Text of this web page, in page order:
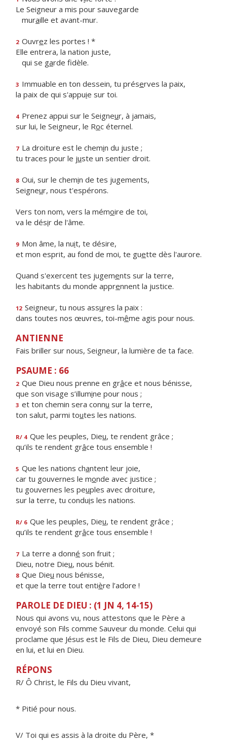
Le Seigneur a mis pour sauvegarde
muraille et avant-mur.
2 Ouvrez les portes ! *
Elle entrera, la nation juste,
qui se garde fidèle.
3 Immuable en ton dessein, tu préserves la paix,
la paix de qui s'appuie sur toi.
4 Prenez appui sur le Seigneur, à jamais,
sur lui, le Seigneur, le Roc éternel.
7 La droiture est le chemin du juste ;
tu traces pour le juste un sentier droit.
8 Oui, sur le chemin de tes jugements,
Seigneur, nous t'espérons.
Vers ton nom, vers la mémoire de toi,
va le désir de l'âme.
9 Mon âme, la nuit, te désire,
et mon esprit, au fond de moi, te guette dès l'aurore.
Quand s'exercent tes jugements sur la terre,
les habitants du monde apprennent la justice.
12 Seigneur, tu nous assures la paix :
dans toutes nos œuvres, toi-même agis pour nous.
ANTIENNE
Fais briller sur nous, Seigneur, la lumière de ta face.
PSAUME : 66
2 Que Dieu nous prenne en grâce et nous bénisse,
que son visage s’illumine pour nous ;
3 et ton chemin sera connu sur la terre,
ton salut, parmi toutes les nations.
R/ 4 Que les peuples, Dieu, te rendent grâce ;
qu’ils te rendent grâce tous ensemble !
5 Que les nations chantent leur joie,
car tu gouvernes le monde avec justice ;
tu gouvernes les peuples avec droiture,
sur la terre, tu conduis les nations.
R/ 6 Que les peuples, Dieu, te rendent grâce ;
qu’ils te rendent grâce tous ensemble !
7 La terre a donné son fruit ;
Dieu, notre Dieu, nous bénit.
8 Que Dieu nous bénisse,
et que la terre tout entière l’adore !
PAROLE DE DIEU : (1 JN 4, 14-15)
Nous qui avons vu, nous attestons que le Père a
envoyé son Fils comme Sauveur du monde. Celui qui
proclame que Jésus est le Fils de Dieu, Dieu demeure
en lui, et lui en Dieu.
RÉPONS
R/ Ô Christ, le Fils du Dieu vivant,
* Pitié pour nous.
V/ Toi qui es assis à la droite du Père, *